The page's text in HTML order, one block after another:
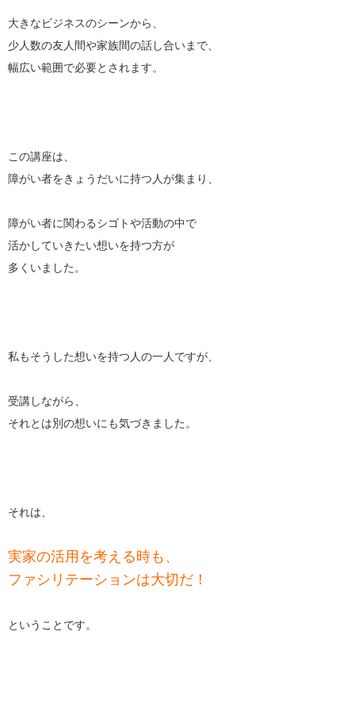
大きなビジネスのシーンから、
少人数の友人間や家族間の話し合いまで、
幅広い範囲で必要とされます。
この講座は、
障がい者をきょうだいに持つ人が集まり、
障がい者に関わるシゴトや活動の中で
活かしていきたい想いを持つ方が
多くいました。
私もそうした想いを持つ人の一人ですが、
受講しながら、
それとは別の想いにも気づきました。
それは、
実家の活用を考える時も、
ファシリテーションは大切だ！
ということです。